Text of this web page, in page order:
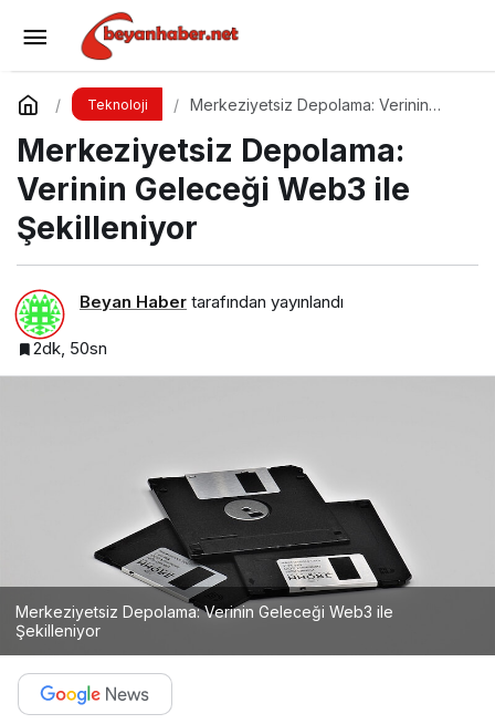
Teknoloji
Merkeziyetsiz Depolama: Verinin
Merkeziyetsiz Depolama:
Verinin Geleceği Web3 ile
Şekilleniyor
Beyan Haber tarafından yayınlandı
2dk, 50sn
Merkeziyetsiz Depolama: Verinin Geleceği Web3 ile
Şekilleniyor
Yanlış VPN Seçimi Gizliliğinizi Tehlikeye
Atabilir
Yorum Yap